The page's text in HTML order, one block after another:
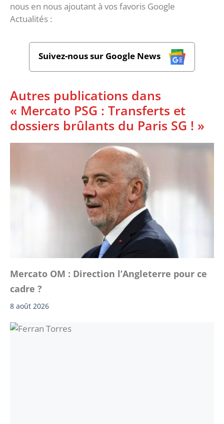
nous en nous ajoutant à vos favoris Google
Actualités :
Suivez-nous sur Google News
Autres publications dans
« Mercato PSG : Transferts et
dossiers brûlants du Paris SG ! »
Mercato OM : Direction l’Angleterre pour ce
cadre ?
8 août 2026